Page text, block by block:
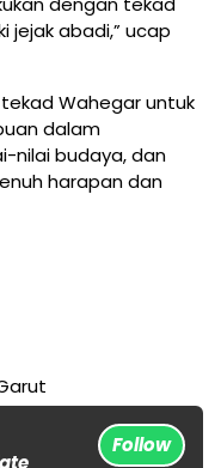
jejak abadi,” ucap
Wahegar untuk
dalam
nilai budaya, dan
harapan dan
Follow